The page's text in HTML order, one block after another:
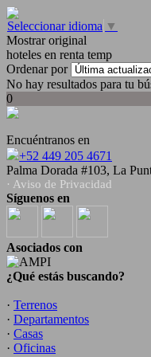
Seleccionar idioma ▼
Mostrar original
hoteles en renta temp
Ordenar por
No hay resultados para tu
0
Encuéntranos en
+52 449 205 4671
Palma Dorada #103, La
· Aviso de Privacidad
Síguenos en
Asociados con
¿Qué estás buscando?
· Terrenos
· Departamentos
· Casas
· Oficinas